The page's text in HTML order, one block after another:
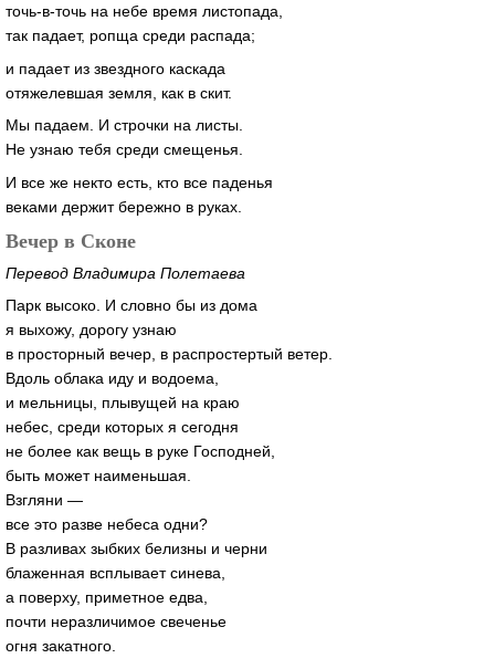
точь-в-точь на небе время листопада,
так падает, ропща среди распада;
и падает из звездного каскада
отяжелевшая земля, как в скит.
Мы падаем. И строчки на листы.
Не узнаю тебя среди смещенья.
И все же некто есть, кто все паденья
веками держит бережно в руках.
Вечер в Сконе
Перевод Владимира Полетаева
Парк высоко. И словно бы из дома
я выхожу, дорогу узнаю
в просторный вечер, в распростертый ветер.
Вдоль облака иду и водоема,
и мельницы, плывущей на краю
небес, среди которых я сегодня
не более как вещь в руке Господней,
быть может наименьшая.
Взгляни —
все это разве небеса одни?
В разливах зыбких белизны и черни
блаженная всплывает синева,
а поверху, приметное едва,
почти неразличимое свеченье
огня закатного.